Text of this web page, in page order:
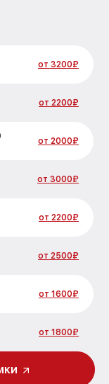
от 3200₽
от 2200₽
от 2000₽
от 3000₽
от 2200₽
от 2500₽
от 1600₽
от 1800₽